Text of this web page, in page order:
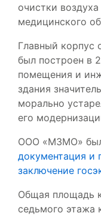
очистки
медицинского
Главный корпус
был построен в
помещения и
здания
морально
его
ООО «МЗМО»
документация и
заключение
Общая площадь
седьмого этажа